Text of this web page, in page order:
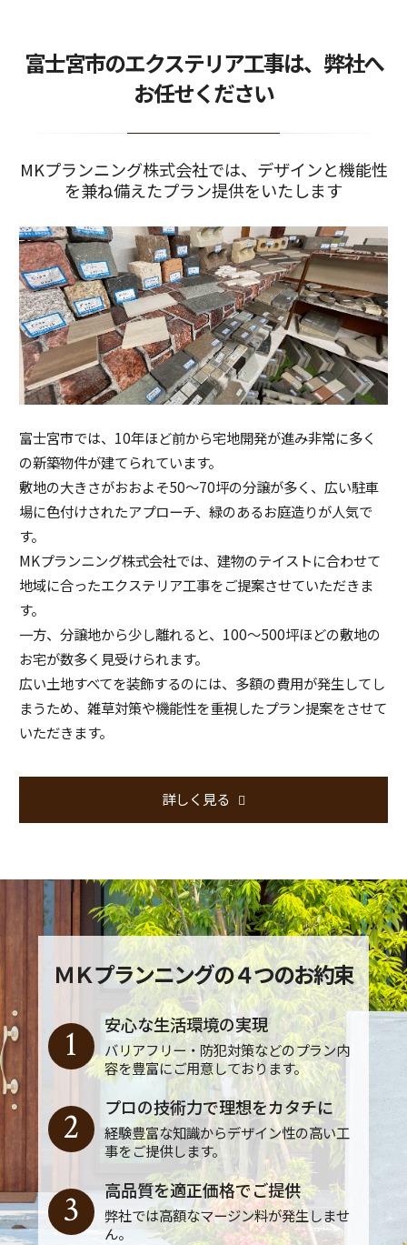
2022/05/31
ホームページを新たに作成しました
2022/12/12
ついて
富士宮市のエクステリア工事は、弊社へ
お任せください
MKプランニング株式会社では、デザインと機能性
を兼ね備えたプラン提供をいたします
富士宮市では、10年ほど前から宅地開発が進み非常に多く
の新築物件が建てられています。
敷地の大きさがおおよそ50～70坪の分譲が多く、広い駐車
場に色付けされたアプローチ、緑のあるお庭造りが人気で
す。
MKプランニング株式会社では、建物のテイストに合わせて
地域に合ったエクステリア工事をご提案させていただきま
す。
一方、分譲地から少し離れると、100～500坪ほどの敷地の
お宅が数多く見受けられます。
広い土地すべてを装飾するのには、多額の費用が発生してし
まうため、雑草対策や機能性を重視したプラン提案をさせて
いただきます。
詳しく見る
ＭＫプランニングの４つのお約束
安心な生活環境の実現
バリアフリー・防犯対策などのプラン内
容を豊富にご用意しております。
1
プロの技術力で理想をカタチに
経験豊富な知識からデザイン性の高い工
事をご提供します。
2
高品質を適正価格でご提供
弊社では高額なマージン料が発生しませ
ん。
3